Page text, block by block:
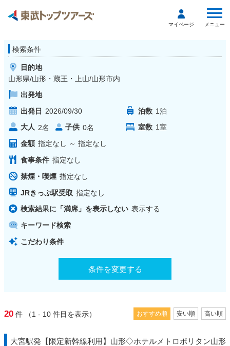
マイページ メニュー
検索条件
目的地
山形県/山形・蔵王・上山/山形市内
出発地
出発日 2026/09/30 泊数 1泊
大人 2名 子供 0名 室数 1室
金額 指定なし ～ 指定なし
食事条件 指定なし
禁煙・喫煙 指定なし
JRきっぷ駅受取 指定なし
検索結果に「満席」を表示しない 表示する
キーワード検索
こだわり条件
条件を変更する
20 件 （1 - 10 件目を表示） おすすめ順 安い順 高い順
大宮駅発【限定新幹線利用】山形◇ホテルメトロポリタン山形